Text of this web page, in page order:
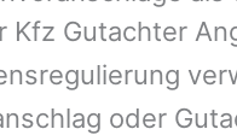
Gutachter
oder